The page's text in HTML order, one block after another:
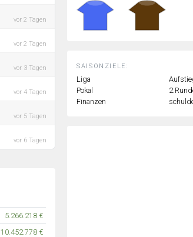
vor 2 Tagen
vor 2 Tagen
vor 3 Tagen
vor 4 Tagen
vor 5 Tagen
vor 6 Tagen
5.266.218 €
10.452.778 €
SAISONZIELE:
Liga
Pokal
Finanzen